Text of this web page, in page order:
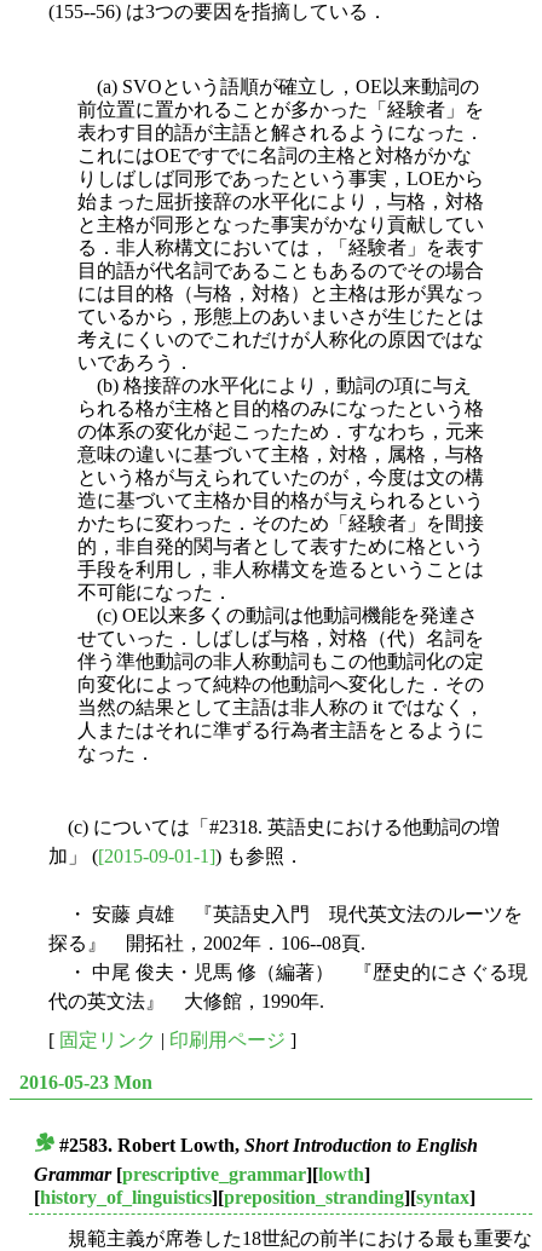
(155--56) は3つの要因を指摘している．
(a) SVOという語順が確立し，OE以来動詞の
前位置に置かれることが多かった「経験者」を
表わす目的語が主語と解されるようになった．
これにはOEですでに名詞の主格と対格がかな
りしばしば同形であったという事実，LOEから
始まった屈折接辞の水平化により，与格，対格
と主格が同形となった事実がかなり貢献してい
る．非人称構文においては，「経験者」を表す
目的語が代名詞であることもあるのでその場合
には目的格（与格，対格）と主格は形が異なっ
ているから， 形態上のあいまいさが生じたとは
考えにくいのでこれだけが人称化の原因ではな
いであろう．
(b) 格接辞の水平化により，動詞の項に与え
られる格が主格と目的格のみになったという格
の体系の変化が起こったため．すなわち，元来
意味の違いに基づいて主格，対格，属格，与格
という格が与えられていたのが，今度は文の構
造に基づいて主格か目的格が与えられるという
かたちに変わった．そのため「経験者」を間接
的，非自発的関与者として表すために格という
手段を利用し，非人称構文を造るということは
不可能になった．
(c) OE以来多くの動詞は他動詞機能を発達さ
せていった．しばしば与格，対格（代）名詞を
伴う準他動詞の非人称動詞もこの他動詞化の定
向変化によって純粋の他動詞へ変化した．その
当然の結果として主語は非人称の it ではなく，
人またはそれに準ずる行為者主語をとるように
なった．
(c) については「#2318. 英語史における他動詞の増
加」 ([2015-09-01-1]) も参照．
・ 安藤 貞雄 『英語史入門 現代英文法のルーツを
探る』 開拓社，2002年．106--08頁.
・ 中尾 俊夫・児馬 修（編著） 『歴史的にさぐる現
代の英文法』 大修館，1990年.
[ 固定リンク | 印刷用ページ ]
2016-05-23 Mon
#2583. Robert Lowth, Short Introduction to English
Grammar[prescriptive_grammar][lowth]
[history_of_linguistics][preposition_stranding][syntax]
規範主義が席巻した18世紀の前半における最も重要な